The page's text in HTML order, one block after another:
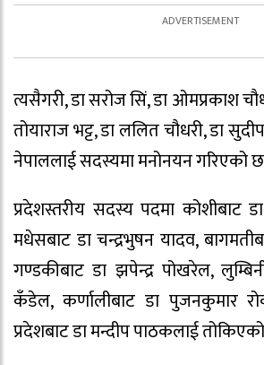
त्यसैगरी, डा सरोज सिं, डा ओमप्रकाश
तोयाराज भट्ट, डा ललित चौधरी, डा
नेपाललाई सदस्यमा मनोनयन गरिएको
प्रदेशस्तरीय सदस्य पदमा कोशीबाट
मधेसबाट डा चन्द्रभुषन यादव,
गण्डकीबाट डा झपेन्द्र पोखरेल,
कँडेल, कर्णालीबाट डा पुजनकुमार
प्रदेशबाट डा मन्दीप पाठकलाई